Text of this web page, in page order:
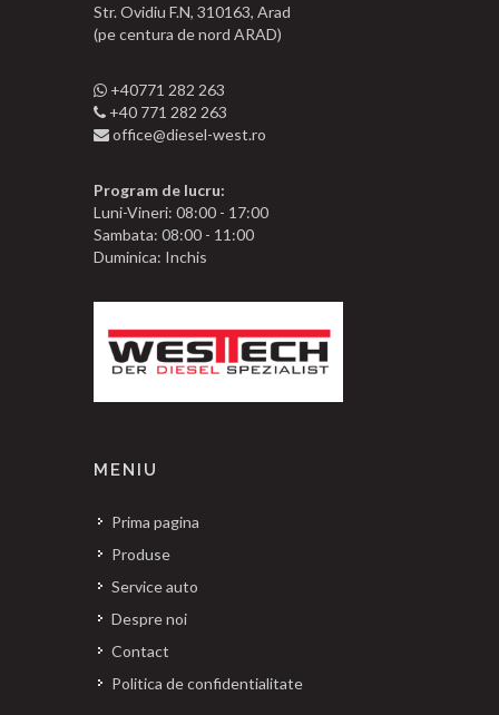
Str. Ovidiu F.N, 310163, Arad
(pe centura de nord ARAD)
+40771 282 263
+40 771 282 263
office@diesel-west.ro
Program de lucru:
Luni-Vineri: 08:00 - 17:00
Sambata: 08:00 - 11:00
Duminica: Inchis
MENIU
Prima pagina
Produse
Service auto
Despre noi
Contact
Politica de confidentialitate